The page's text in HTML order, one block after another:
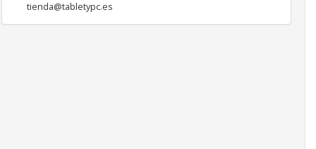
tienda@tabletypc.es